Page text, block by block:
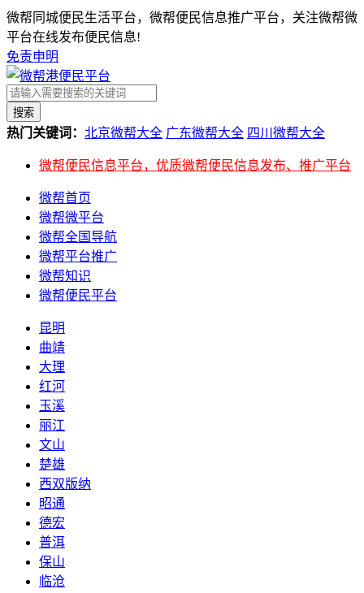
微帮同城便民生活平台，微帮便民信息推广平台，关注微帮微
平台在线发布便民信息!
免责申明
搜索
热门关键词： 北京微帮大全 广东微帮大全 四川微帮大全
微帮便民信息平台，优质微帮便民信息发布、推广平台
微帮首页
微帮微平台
微帮全国导航
微帮平台推广
微帮知识
微帮便民平台
昆明
曲靖
大理
红河
玉溪
丽江
文山
楚雄
西双版纳
昭通
德宏
普洱
保山
临沧